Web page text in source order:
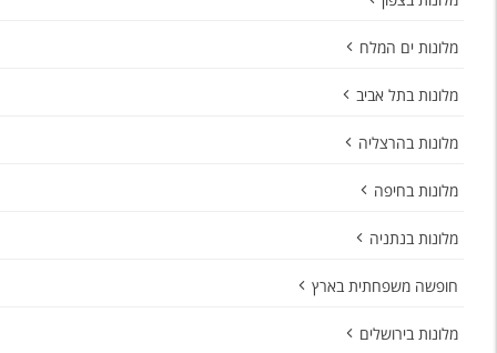
מלונות ים המלח
מלונות בתל אביב
מלונות בהרצליה
מלונות בחיפה
מלונות בנתניה
חופשה משפחתית בארץ
מלונות בירושלים